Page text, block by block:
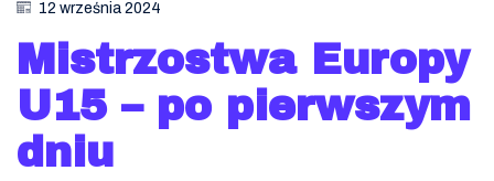
12 września 2024
Mistrzostwa Europy
U15 – po pierwszym
dniu